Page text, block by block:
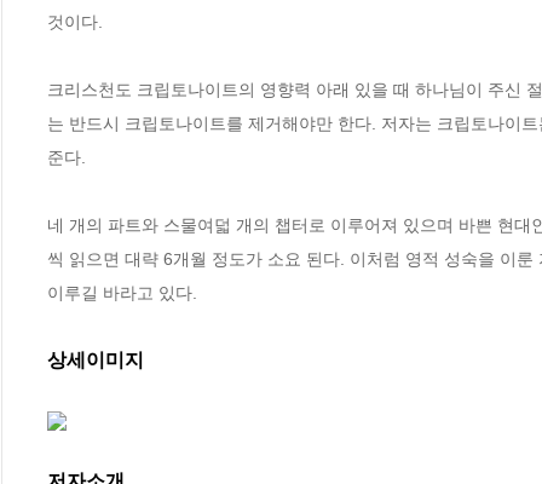
것이다.
크리스천도 크립토나이트의 영향력 아래 있을 때 하나님이 주신
는 반드시 크립토나이트를 제거해야만 한다. 저자는 크립토나이
준다.
네 개의 파트와 스물여덟 개의 챕터로 이루어져 있으며 바쁜 현
씩 읽으면 대략 6개월 정도가 소요 된다. 이처럼 영적 성숙을 이
이루길 바라고 있다.
상세이미지